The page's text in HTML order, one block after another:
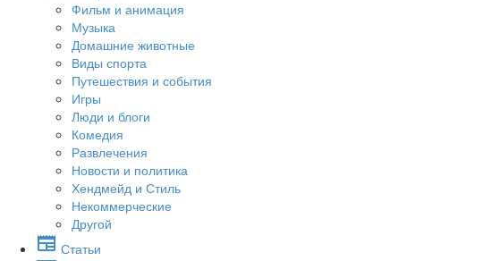
Фильм и анимация
Музыка
Домашние животные
Виды спорта
Путешествия и события
Игры
Люди и блоги
Комедия
Развлечения
Новости и политика
Хендмейд и Стиль
Некоммерческие
Другой
Статьи